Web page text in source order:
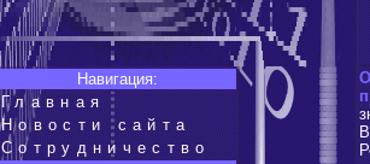
Навигация:
Главная
Новости сайта
Сотрудничество